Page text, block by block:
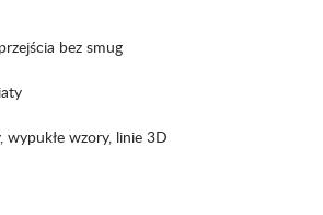
bez smug
wzory, linie 3D